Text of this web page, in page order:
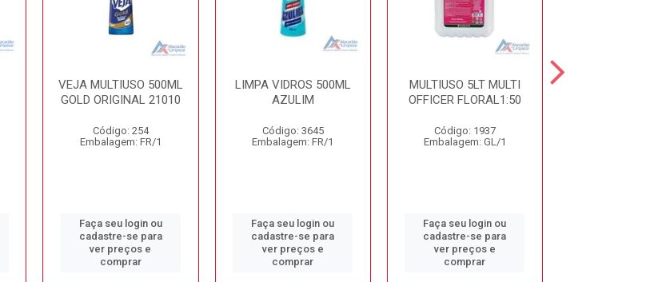
VEJA MULTIUSO 500ML
GOLD ORIGINAL 21010
Código: 254
Embalagem: FR/1
Faça seu login ou
cadastre-se para
ver preços e
comprar
LIMPA VIDROS 500ML
AZULIM
Código: 3645
Embalagem: FR/1
Faça seu login ou
cadastre-se para
ver preços e
comprar
MULTIUSO 5LT MULTI
OFFICER FLORAL1:50
Código: 1937
Embalagem: GL/1
Faça seu login ou
cadastre-se para
ver preços e
comprar